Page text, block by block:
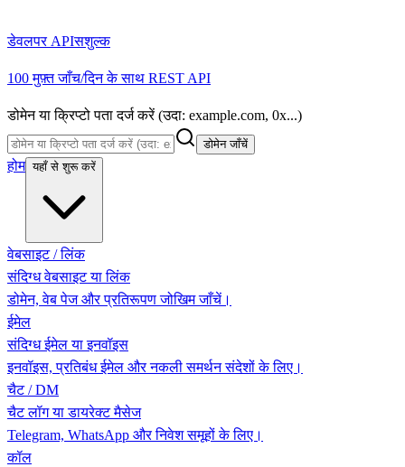
डेवलपर APIसशुल्क
100 मुफ़्त जाँच/दिन के साथ REST API
डोमेन या क्रिप्टो पता दर्ज करें (उदा: example.com, 0x...)
डोमेन जाँचें
होम यहाँ से शुरू करें
वेबसाइट / लिंक
संदिग्ध वेबसाइट या लिंक
डोमेन, वेब पेज और प्रतिरूपण जोखिम जाँचें।
ईमेल
संदिग्ध ईमेल या इनवॉइस
इनवॉइस, प्रतिबंध ईमेल और नकली समर्थन संदेशों के लिए।
चैट / DM
चैट लॉग या डायरेक्ट मैसेज
Telegram, WhatsApp और निवेश समूहों के लिए।
कॉल